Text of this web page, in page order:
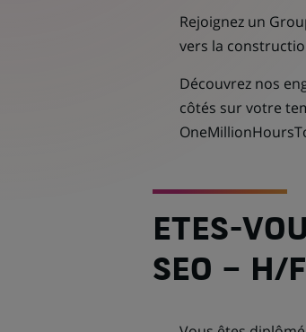
Rejoignez un
vers la
Découvrez nos
côtés sur votre
ETES-
SEO – H/